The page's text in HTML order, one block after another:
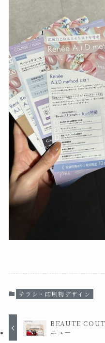
チラシ・印刷物デザイン
BEAUTE
ニュー